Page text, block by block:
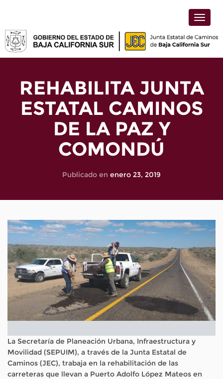
Toggle
REHABILITA JUNTA
ESTATAL CAMINOS
DE LA PAZ Y
COMONDÚ
Publicado en enero 23, 2019
La Secretaría de Planeación Urbana, Infraestructura y
Movilidad (SEPUIM), a través de la Junta Estatal de
Caminos (JEC), trabaja en la rehabilitación de las
carreteras que llevan a Puerto Adolfo López Mateos en